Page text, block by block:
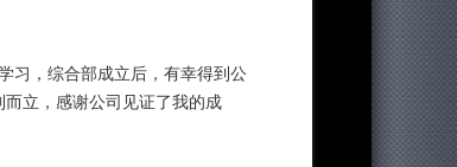
习，综合部成立后，有幸得到公
立，感谢公司见证了我的成